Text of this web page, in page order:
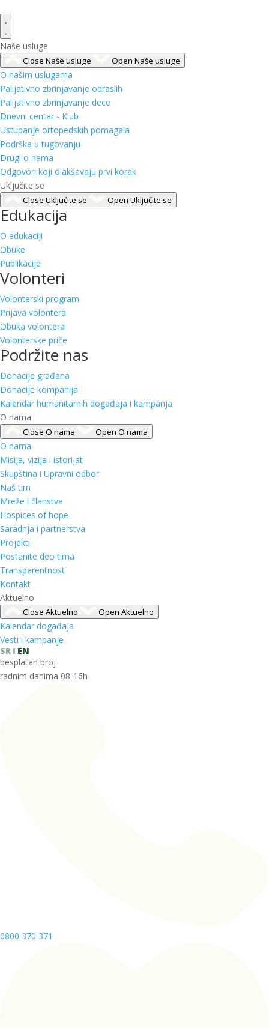
Naše usluge
Close Naše usluge Open Naše usluge
O našim uslugama
Palijativno zbrinjavanje odraslih
Palijativno zbrinjavanje dece
Dnevni centar - Klub
Ustupanje ortopedskih pomagala
Podrška u tugovanju
Drugi o nama
Odgovori koji olakšavaju prvi korak
Uključite se
Close Uključite se Open Uključite se
Edukacija
O edukaciji
Obuke
Publikacije
Volonteri
Volonterski program
Prijava volontera
Obuka volontera
Volonterske priče
Podržite nas
Donacije građana
Donacije kompanija
Kalendar humanitarnih događaja i kampanja
O nama
Close O nama Open O nama
O nama
Misija, vizija i istorijat
Skupština i Upravni odbor
Naš tim
Mreže i članstva
Hospices of hope
Saradnja i partnerstva
Projekti
Postanite deo tima
Transparentnost
Kontakt
Aktuelno
Close Aktuelno Open Aktuelno
Kalendar događaja
Vesti i kampanje
SR
EN
besplatan broj
radnim danima 08-16h
0800 370 371